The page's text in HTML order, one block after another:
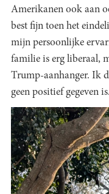
Amerikanen ook aan
best fijn toen het
mijn persoonlijke
familie is erg liberaal,
Trump-aanhanger. Ik
geen positief gegeven